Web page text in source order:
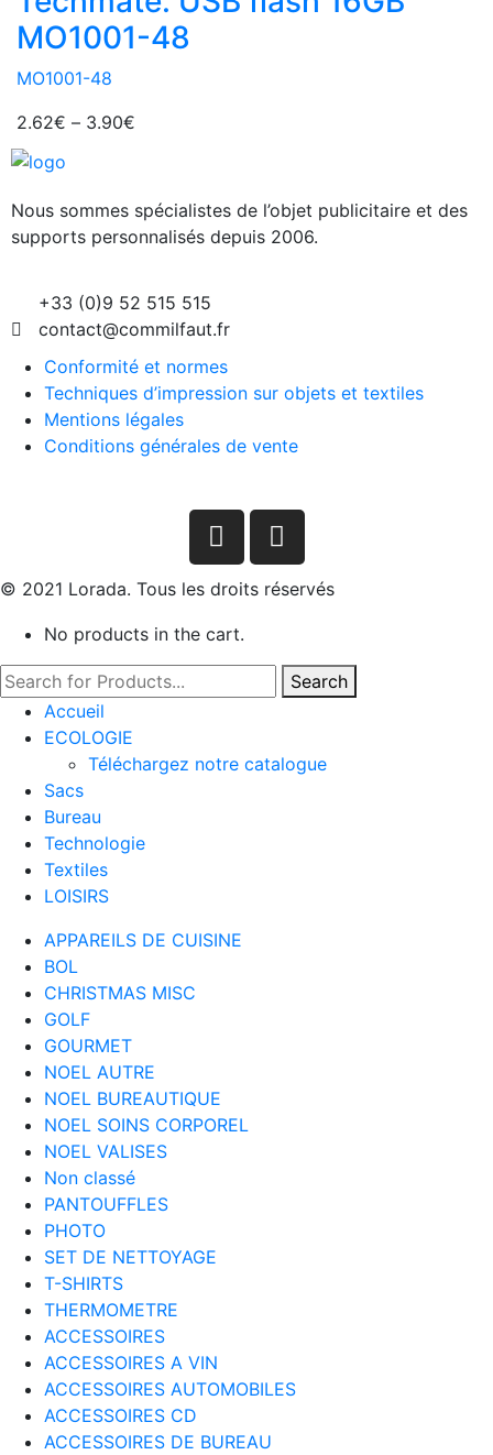
MO1001-48
MO1001-48
2.62€ – 3.90€
Nous sommes spécialistes de l’objet publicitaire et des
supports personnalisés depuis 2006.
+33 (0)9 52 515 515
contact@commilfaut.fr
Conformité et normes
Techniques d’impression sur objets et textiles
Mentions légales
Conditions générales de vente
© 2021 Lorada. Tous les droits réservés
No products in the cart.
Search
Accueil
ECOLOGIE
Téléchargez notre catalogue
Sacs
Bureau
Technologie
Textiles
LOISIRS
APPAREILS DE CUISINE
BOL
CHRISTMAS MISC
GOLF
GOURMET
NOEL AUTRE
NOEL BUREAUTIQUE
NOEL SOINS CORPOREL
NOEL VALISES
Non classé
PANTOUFFLES
PHOTO
SET DE NETTOYAGE
T-SHIRTS
THERMOMETRE
ACCESSOIRES
ACCESSOIRES A VIN
ACCESSOIRES AUTOMOBILES
ACCESSOIRES CD
ACCESSOIRES DE BUREAU